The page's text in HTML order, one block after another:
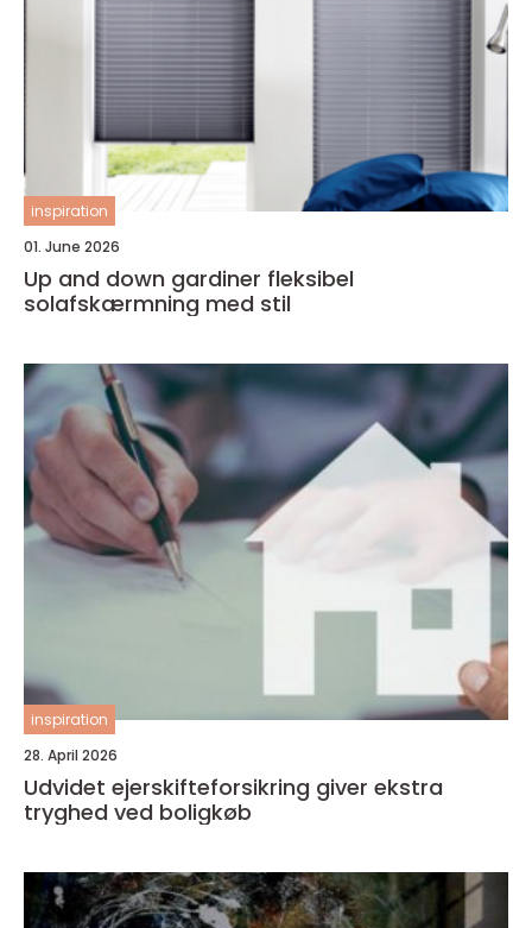
inspiration
01. June 2026
Up and down gardiner fleksibel
solafskærmning med stil
inspiration
28. April 2026
Udvidet ejerskifteforsikring giver ekstra
tryghed ved boligkøb